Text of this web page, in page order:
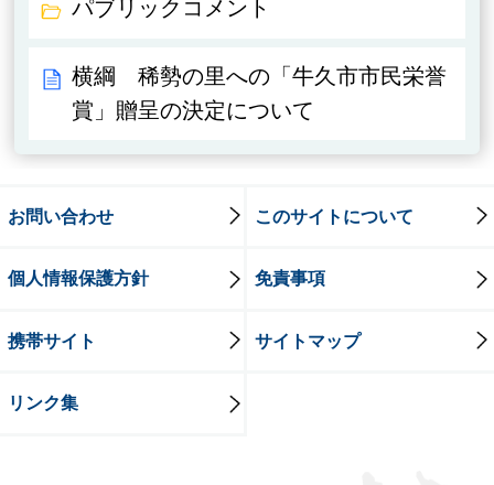
パブリックコメント
横綱 稀勢の里への「牛久市市民栄誉
賞」贈呈の決定について
お問い合わせ このサイトについて
個人情報保護方針 免責事項
携帯サイト サイトマップ
リンク集